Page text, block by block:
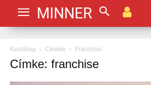
MINNER
Kezdőlap Címkék Franchise
Címke: franchise